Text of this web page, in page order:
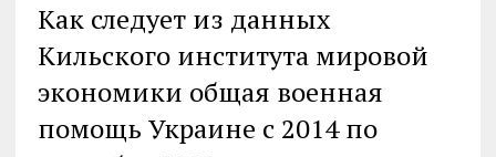
Как следует из данных
Кильского института мировой
экономики общая военная
помощь Украине с 2014 по